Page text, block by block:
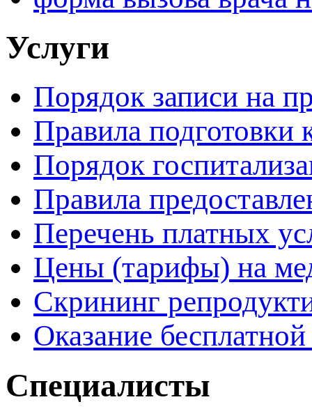
Услуги
Порядок записи на
Правила подготовки
Порядок
Правила
Перечень платных
Цены (тарифы) на
Скрининг
Оказание
Специалисты